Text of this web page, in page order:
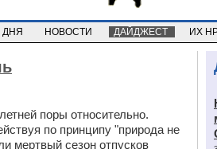
ДНЯ НОВОСТИ ДАЙДЖЕСТ ИХ
поры относительно.
по принципу "природа не
мертвый сезон отпусков